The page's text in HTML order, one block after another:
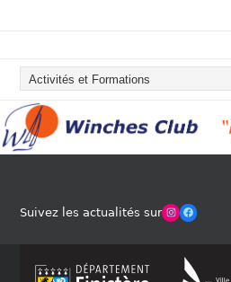
Suivez les actualités surWinches Club OfficielFacebook